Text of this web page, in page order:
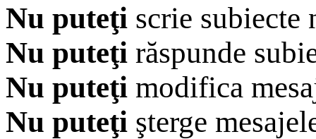
Nu puteţi scrie subiecte
Nu puteţi răspunde
Nu puteţi modifica
Nu puteţi şterge